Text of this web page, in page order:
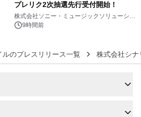
プレリク2次抽選先行受付開始！
株式会社ソニー・ミュージックソリューショ
ンズ9時間前
ルのプレスリリース一覧 株式会社シ